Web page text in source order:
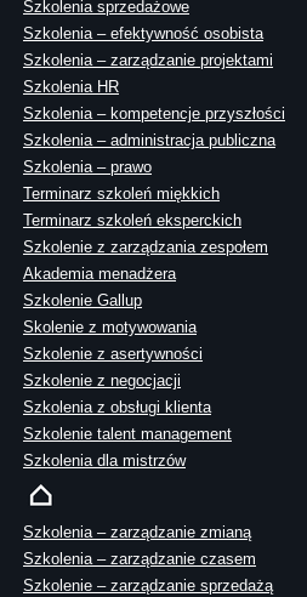
Szkolenia sprzedażowe
Szkolenia – efektywność osobista
Szkolenia – zarządzanie projektami
Szkolenia HR
Szkolenia – kompetencje przyszłości
Szkolenia – administracja publiczna
Szkolenia – prawo
Terminarz szkoleń miękkich
Terminarz szkoleń eksperckich
Szkolenie z zarządzania zespołem
Akademia menadżera
Szkolenie Gallup
Skolenie z motywowania
Szkolenie z asertywności
Szkolenie z negocjacji
Szkolenia z obsługi klienta
Szkolenie talent management
Szkolenia dla mistrzów
Szkolenia – zarządzanie zmianą
Szkolenia – zarządzanie czasem
Szkolenie – zarządzanie sprzedażą